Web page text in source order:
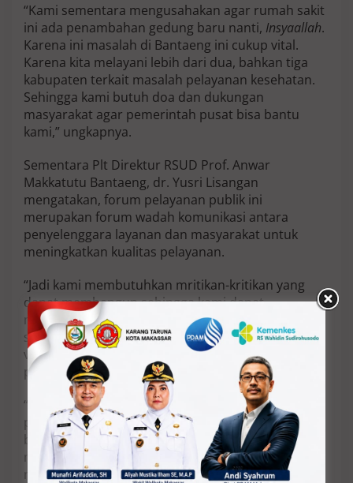
“Kami sementara mengusahakan agar rumah sakit
ini ada penambahan gedung baru nanti, Insyaallah.
Karena ini masalah di Bantaeng ini cukup vital.
Karena kita melayani lebih dari dua, bahkan tiga
kabupaten terkait masalah pelayanan kesehatan.
Sehingga kami butuh doa dan dukungan
masyarakat agar pemerintah pusat bisa bantu
kami,” ungkapnya.
Sementara Plt Direktur RSUD Prof. Anwar
Makkatutu Bantaeng, dr. Yusri Lisangan
mengatakan, forum pelayanan publik ini
merupakan forum wadah komunikasi antara
penyelenggara layanan dan masyarakat untuk
meningkatkan kualitas pelayanan.
“Jadi kami membutuhkan mritikan-kritikan yang
dapat membangun sehingga kami dapat
memperbaiki, terutama layanan-layanan di rumah
sakit kami. Jadi, Rumah Sakit Bantaeng mempunyai
visi terwujudnya Rumah Sakit Bantaeng sebagai
primadona di Sulawesi Selatan, ” katanya.
“Menciptakan pelayanan kesehatan mandiri dan
proaktif, menciptakan pelayanan kesehatan
berorientasi kendali mutu dan kendali biaya, serta
meningkatkan profesionalisme sumber daya
manusia, ” tambahnya.